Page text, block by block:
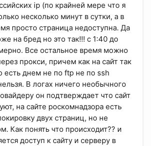
ip (по крайней мере что я
несколько минут в сутки, а в
просто страница недоступна. Да
на бред но это так!!! с 1:40 до
Все остальное время можно
прокси, причем как на сайт так
есть днем не по ftp не по ssh
В логах ничего необычного
он подтверждает что сайт
на сайте роскомнадзора есть
двух страниц, но не
Как понять что происходит?? и
доступ к сайту и серверу в